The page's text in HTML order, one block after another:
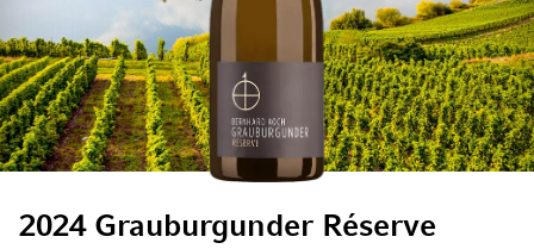
2024 Grauburgunder Réserve